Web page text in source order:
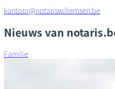
kantoor@notariswillemsen.be
Nieuws van
Familie